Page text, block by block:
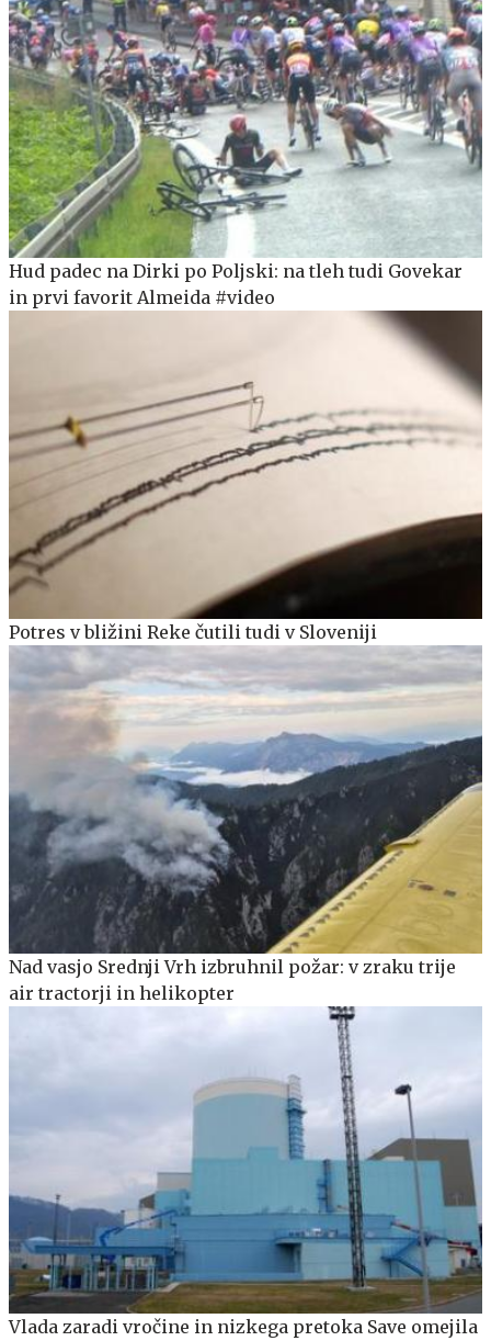
Hud padec na Dirki po Poljski: na tleh tudi Govekar
in prvi favorit Almeida #video
Potres v bližini Reke čutili tudi v Sloveniji
Nad vasjo Srednji Vrh izbruhnil požar: v zraku trije
air tractorji in helikopter
Vlada zaradi vročine in nizkega pretoka Save omejila